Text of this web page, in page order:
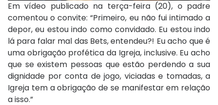
Em vídeo publicado na terça-feira (20), o padre
comentou o convite: “Primeiro, eu não fui intimado a
depor, eu estou indo como convidado. Eu estou indo
lá para falar mal das Bets, entendeu?! Eu acho que é
uma obrigação profética da Igreja, inclusive. Eu acho
que se existem pessoas que estão perdendo a sua
dignidade por conta de jogo, viciadas e tomadas, a
Igreja tem a obrigação de se manifestar em relação
a isso.”